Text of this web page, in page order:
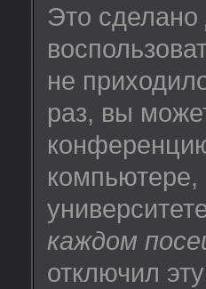
Это сделано
не
раз, вы
компьютере,
каждом
отключил